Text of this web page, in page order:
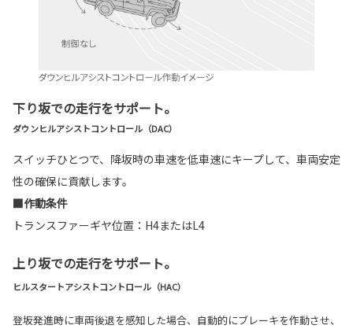
下り坂での走行をサポート。
ダウンヒルアシストコントロール（DAC）
スイッチひとつで、降坂時の車速を低車速にキープして、車両安定
性の確保に貢献します。
■作動条件
トランスファーギヤ位置：H4またはL4
上り坂での走行をサポート。
ヒルスタートアシストコントロール（HAC）
登坂発進時に車両後退を感知した場合、自動的にブレーキを作動させ、